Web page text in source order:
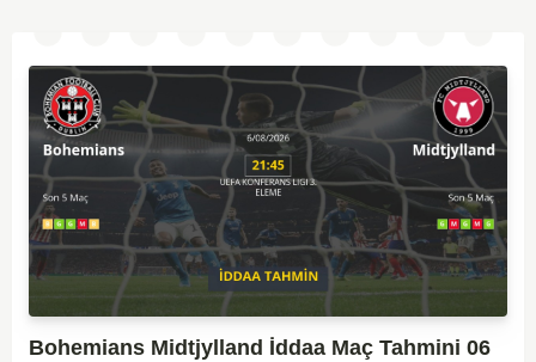
Bohemians Midtjylland İddaa Maç Tahmini 06